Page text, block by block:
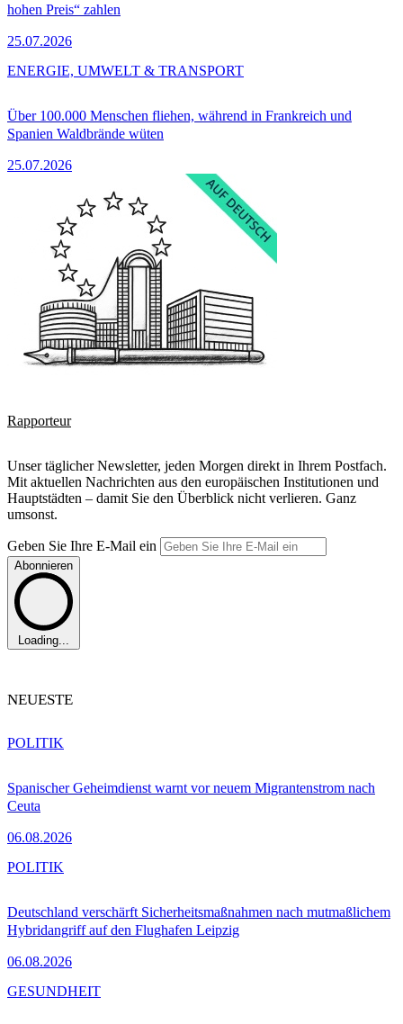
hohen Preis“ zahlen
25.07.2026
Über 100.000 Menschen fliehen, während in Frankreich und
Spanien Waldbrände wüten
25.07.2026
ENERGIE, UMWELT & TRANSPORT
Rapporteur
Unser täglicher Newsletter, jeden Morgen direkt in Ihrem Postfach.
Mit aktuellen Nachrichten aus den europäischen Institutionen und
Hauptstädten – damit Sie den Überblick nicht verlieren. Ganz
umsonst.
Geben Sie Ihre E-Mail ein
Abonnieren
Loading...
NEUESTE
Spanischer Geheimdienst warnt vor neuem Migrantenstrom nach
Ceuta
06.08.2026
POLITIK
Deutschland verschärft Sicherheitsmaßnahmen nach mutmaßlichem
Hybridangriff auf den Flughafen Leipzig
06.08.2026
POLITIK
GESUNDHEIT